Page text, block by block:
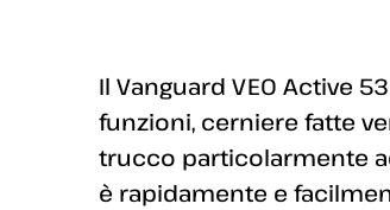
Il Vanguard VEO Active
funzioni, cerniere fatte
trucco particolarmente
è rapidamente e